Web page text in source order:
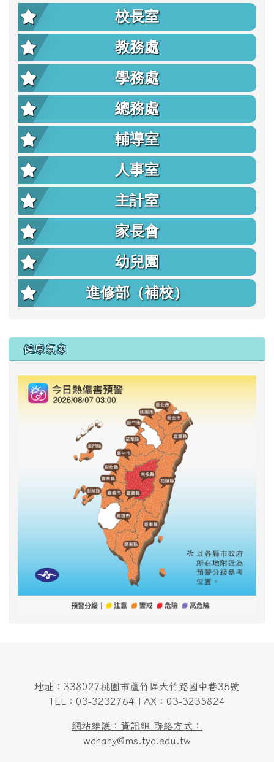
校長室
教務處
學務處
總務處
輔導室
人事室
主計室
家長會
幼兒園
進修部（補校）
右邊區域內容
健康氣象
地址：338027桃園市蘆竹區大竹路國中巷35號
TEL：03-3232764 FAX：03-3235824
網站維護：資訊組 聯絡方式：
wchany@ms.tyc.edu.tw